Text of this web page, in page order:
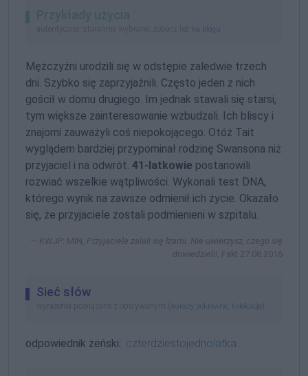
Przykłady użycia
autentyczne, starannie wybrane, zobacz też na blogu
Mężczyźni urodzili się w odstępie zaledwie trzech
dni. Szybko się zaprzyjaźnili. Często jeden z nich
gościł w domu drugiego. Im jednak stawali się starsi,
tym większe zainteresowanie wzbudzali. Ich bliscy i
znajomi zauważyli coś niepokojącego. Otóż Tait
wyglądem bardziej przypominał rodzinę Swansona niż
przyjaciel i na odwrót. 41-latkowie postanowili
rozwiać wszelkie wątpliwości. Wykonali test DNA,
którego wynik na zawsze odmienił ich życie. Okazało
się, że przyjaciele zostali podmienieni w szpitalu.
KWJP: MIN, Przyjaciele zalali się łzami. Nie uwierzysz, czego się
dowiedzieli! , Fakt 27.08.2016
Sieć słów
wyrażenia powiązane z opisywanym ( wyrazy pokrewne kolokacje
odpowiednik żeński: czterdziestojednolatka